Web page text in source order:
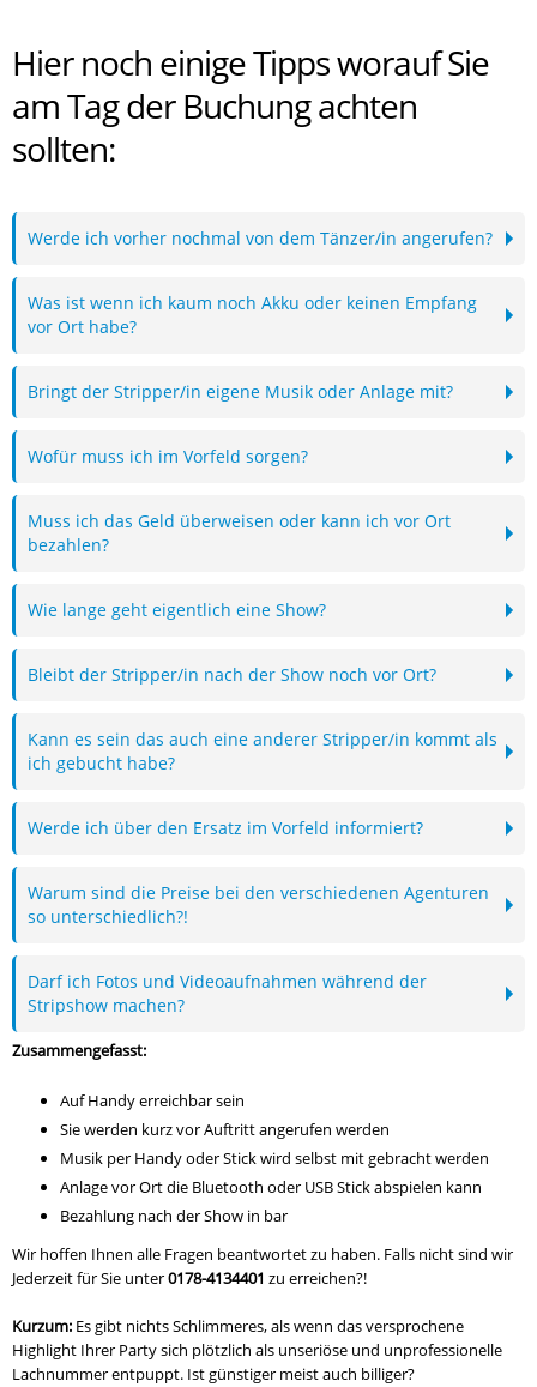
Hier noch einige Tipps worauf Sie
am Tag der Buchung achten
sollten:
Werde ich vorher nochmal von dem Tänzer/in angerufen?
Was ist wenn ich kaum noch Akku oder keinen Empfang
vor Ort habe?
Bringt der Stripper/in eigene Musik oder Anlage mit?
Wofür muss ich im Vorfeld sorgen?
Muss ich das Geld überweisen oder kann ich vor Ort
bezahlen?
Wie lange geht eigentlich eine Show?
Bleibt der Stripper/in nach der Show noch vor Ort?
Kann es sein das auch eine anderer Stripper/in kommt als
ich gebucht habe?
Werde ich über den Ersatz im Vorfeld informiert?
Warum sind die Preise bei den verschiedenen Agenturen
so unterschiedlich?!
Darf ich Fotos und Videoaufnahmen während der
Stripshow machen?
Zusammengefasst:
Auf Handy erreichbar sein
Sie werden kurz vor Auftritt angerufen werden
Musik per Handy oder Stick wird selbst mit gebracht werden
Anlage vor Ort die Bluetooth oder USB Stick abspielen kann
Bezahlung nach der Show in bar
Wir hoffen Ihnen alle Fragen beantwortet zu haben. Falls nicht sind wir
Jederzeit für Sie unter0178-4134401 zu erreichen?!
Kurzum: Es gibt nichts Schlimmeres, als wenn das versprochene
Highlight Ihrer Party sich plötzlich als unseriöse und unprofessionelle
Lachnummer entpuppt. Ist günstiger meist auch billiger?